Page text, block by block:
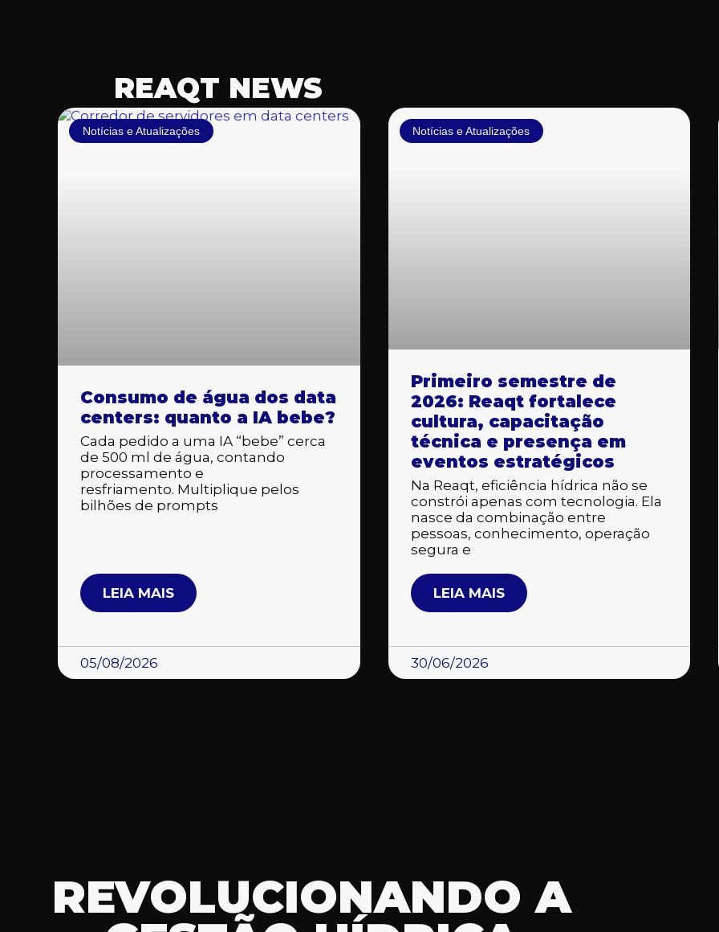
REAQT NEWS
Notícias e Atualizações
Consumo de água dos data
centers: quanto a IA bebe?
Cada pedido a uma IA “bebe” cerca
de 500 ml de água, contando
processamento e
resfriamento. Multiplique pelos
bilhões de prompts
LEIA MAIS
05/08/2026
Notícias e Atualizações
Primeiro semestre de
2026: Reaqt fortalece
cultura, capacitação
técnica e presença em
eventos estratégicos
Na Reaqt, eficiência hídrica não se
constrói apenas com tecnologia. Ela
nasce da combinação entre
pessoas, conhecimento, operação
segura e
LEIA MAIS
30/06/2026
REVOLUCIONANDO A